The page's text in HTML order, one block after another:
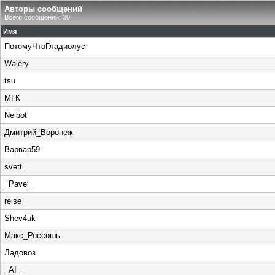
Авторы сообщений
Всего сообщений: 30
Имя
ПотомуЧтоГладиолус
Walery
tsu
МГК
Neibot
Дмитрий_Воронеж
Варвар59
svett
_Pavel_
reise
Shev4uk
Макс_Россошь
Ладовоз
_AI_